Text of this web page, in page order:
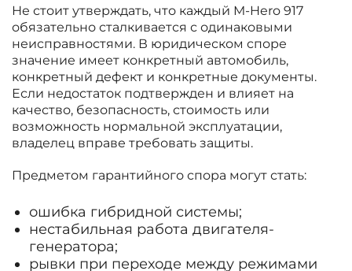
Не стоит утверждать, что каждый M-Hero 917
обязательно сталкивается с одинаковыми
неисправностями. В юридическом споре
значение имеет конкретный автомобиль,
конкретный дефект и конкретные документы.
Если недостаток подтвержден и влияет на
качество, безопасность, стоимость или
возможность нормальной эксплуатации,
владелец вправе требовать защиты.
Предметом гарантийного спора могут стать:
ошибка гибридной системы;
нестабильная работа двигателя-
генератора;
рывки при переходе между режимами